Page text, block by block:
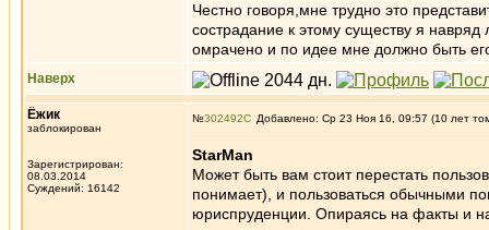
Честно говоря,мне трудно это
сострадание к этому существу я
омрачено и по идее мне должно быть
Наверх
Ёжик
заблокирован
Зарегистрирован:
08.03.2014
Суждений: 16142
№302492 Добавлено: Ср 23 Ноя 16, 09:57 (10 лет
StarMan
Может быть вам стоит перестать
понимает), и пользоваться обычными
юриспруденции. Опираясь на факты и